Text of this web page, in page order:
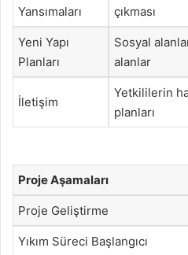
Yansımaları
çıkması
Yeni Yapı
Planları
Sosyal
alanlar
İletişim
Yetkililerin
planları
Proje Aşamaları
Proje Geliştirme
Yıkım Süreci Başlangıcı